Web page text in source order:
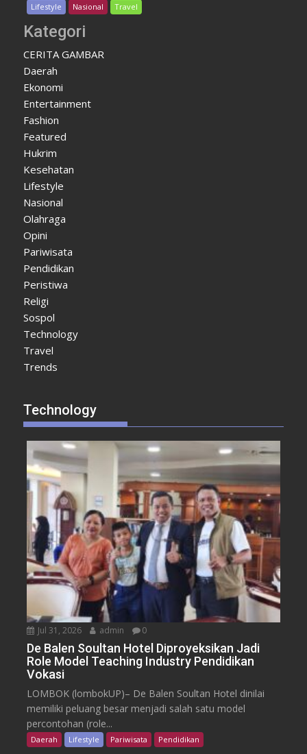
Lifestyle Nasional Travel
Kategori
CERITA GAMBAR
Daerah
Ekonomi
Entertainment
Fashion
Featured
Hukrim
Kesehatan
Lifestyle
Nasional
Olahraga
Opini
Pariwisata
Pendidikan
Peristiwa
Religi
Sospol
Technology
Travel
Trends
Technology
Jul 31, 2026 admin 0
De Balen Soultan Hotel Diproyeksikan Jadi
Role Model Teaching Industry Pendidikan
Vokasi
LOMBOK (lombokUP)– De Balen Soultan Hotel dinilai
memiliki peluang besar menjadi salah satu model
percontohan (role...
Daerah Lifestyle Pariwisata Pendidikan